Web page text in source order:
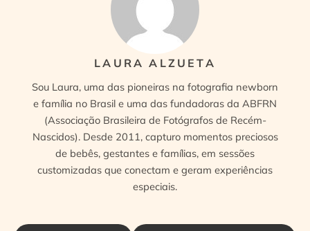
LAURA ALZUETA
Sou Laura, uma das pioneiras na fotografia newborn
e família no Brasil e uma das fundadoras da ABFRN
(Associação Brasileira de Fotógrafos de Recém-
Nascidos). Desde 2011, capturo momentos preciosos
de bebês, gestantes e famílias, em sessões
customizadas que conectam e geram experiências
especiais.